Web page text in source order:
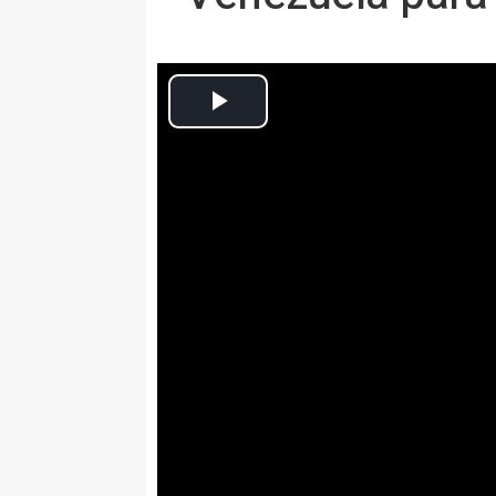
Europa Press Nacional
Actualizado: lunes, 4 febrero 2019 12:29